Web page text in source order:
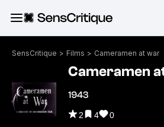
SensCritique > Films > Cameramen at war
Cameramen
1943
2 4 0